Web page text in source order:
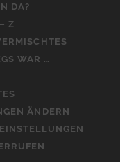
DA?
Z
WAR …
ÄNDERN